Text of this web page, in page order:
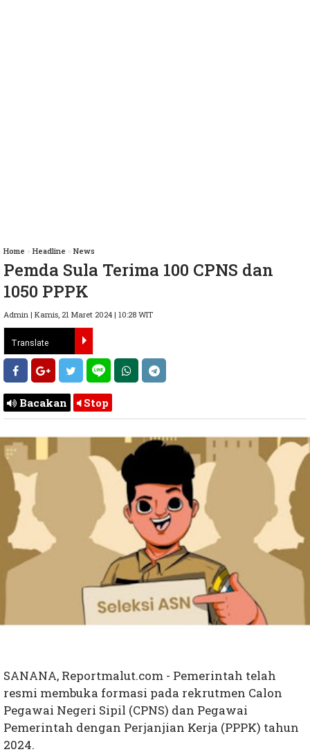
Home » Headline » News
Pemda Sula Terima 100 CPNS dan
1050 PPPK
Admin | Kamis, 21 Maret 2024 | 10:28 WIT
Bacakan Stop
SANANA, Reportmalut.com - Pemerintah telah
resmi membuka formasi pada rekrutmen Calon
Pegawai Negeri Sipil (CPNS) dan Pegawai
Pemerintah dengan Perjanjian Kerja (PPPK) tahun
2024.